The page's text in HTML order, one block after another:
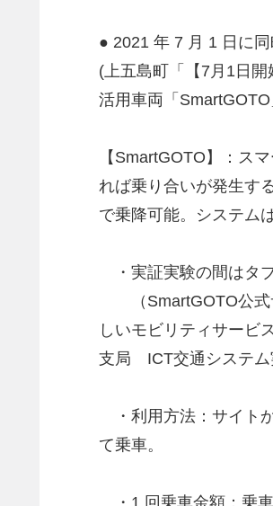
● 2021 年 7 月 1 日に
(上五島町「【7月1日
活用車両「
【SmartGOTO】：ス
れば乗り合いが発生す
で乗降可能。システム
・実証実験の間はタ
（SmartGOTO公式
しいモビリティサービ
支局 ICT交通システム
・利用方法：サイト
て乗車。